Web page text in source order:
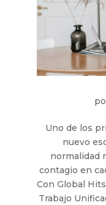
Uno de los
nuevo
normalidad
contagio en
Con Global
Trabajo